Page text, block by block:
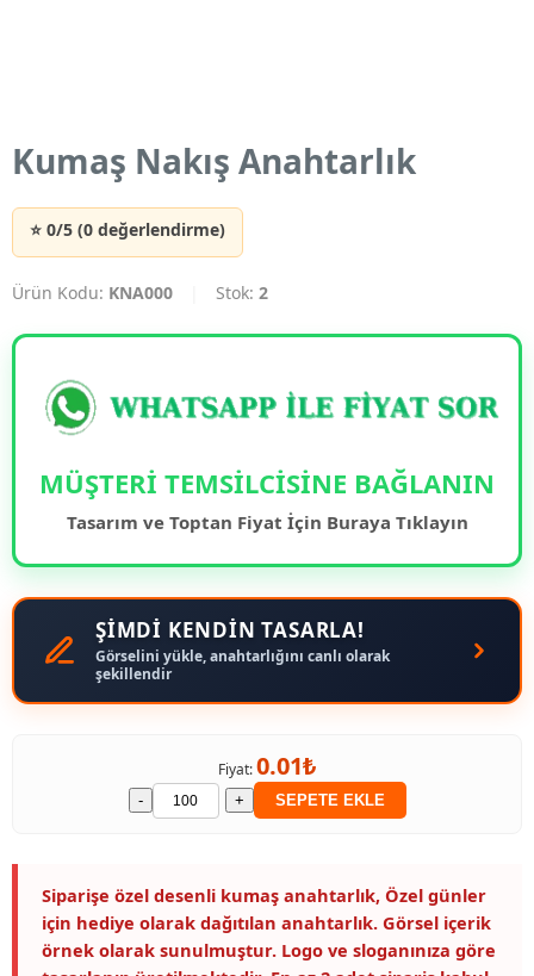
Kumaş Nakış Anahtarlık
⭐ 0/5 (0 değerlendirme)
Ürün Kodu: KNA000 Stok: 2
MÜŞTERİ TEMSİLCİSİNE BAĞLANIN
Tasarım ve Toptan Fiyat İçin Buraya Tıklayın
ŞİMDİ KENDİN TASARLA!
Görselini yükle, anahtarlığını canlı olarak
şekillendir
Fiyat:0.01₺
- + SEPETE EKLE
Siparişe özel desenli kumaş anahtarlık, Özel günler
için hediye olarak dağıtılan anahtarlık. Görsel içerik
örnek olarak sunulmuştur. Logo ve sloganınıza göre